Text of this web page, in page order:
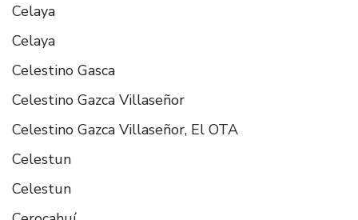
Celaya
Celaya
Celestino Gasca
Celestino Gazca Villaseñor
Celestino Gazca Villaseñor, El OTA
Celestun
Celestun